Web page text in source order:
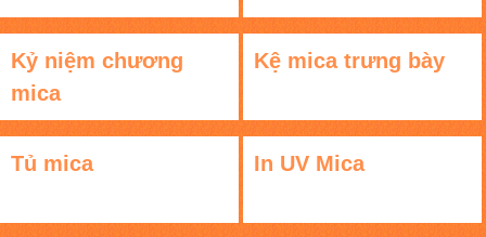
Kỷ niệm chương
mica
Kệ mica trưng bày
Tủ mica In UV Mica